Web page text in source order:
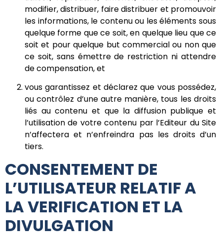
modifier, distribuer, faire distribuer et promouvoir
les informations, le contenu ou les éléments sous
quelque forme que ce soit, en quelque lieu que ce
soit et pour quelque but commercial ou non que
ce soit, sans émettre de restriction ni attendre
de compensation, et
vous garantissez et déclarez que vous possédez,
ou contrôlez d’une autre manière, tous les droits
liés au contenu et que la diffusion publique et
l’utilisation de votre contenu par l’Editeur du Site
n’affectera et n’enfreindra pas les droits d’un
tiers.
CONSENTEMENT DE
L’UTILISATEUR RELATIF A
LA VERIFICATION ET LA
DIVULGATION